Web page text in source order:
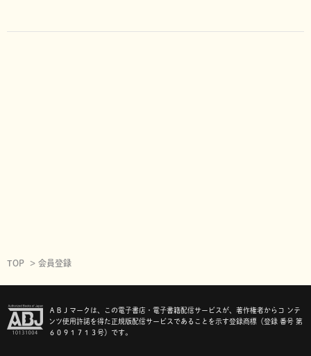
TOP 会員登録
ＡＢＪマークは、この電子書店・電子書籍配信サービスが、著作権者からコ ンテ
ンツ使用許諾を得た正規版配信サービスであることを示す登録商標（登録 番号 第
６０９１７１３号）です。